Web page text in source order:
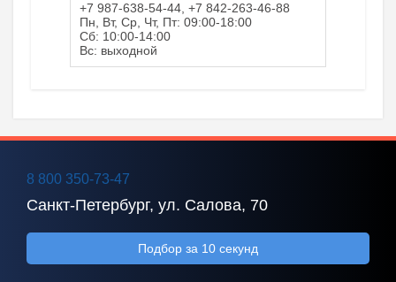
+7 987-638-54-44, +7 842-263-46-88
Пн, Вт, Ср, Чт, Пт: 09:00-18:00
Сб: 10:00-14:00
Вс: выходной
8 800 350-73-47
Санкт-Петербург, ул. Салова, 70
Подбор за 10 секунд